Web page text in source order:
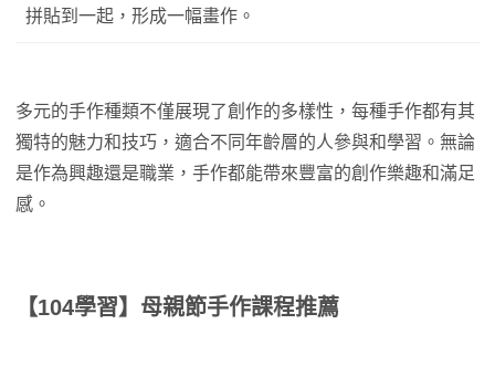
拼貼到一起，形成一幅畫作。
多元的手作種類不僅展現了創作的多樣性，每種手作都有其
獨特的魅力和技巧，適合不同年齡層的人參與和學習。無論
是作為興趣還是職業，手作都能帶來豐富的創作樂趣和滿足
感。
【104學習】母親節手作課程推薦